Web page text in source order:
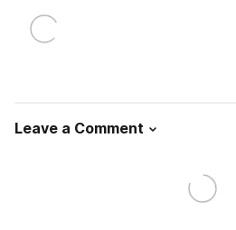
Leave a Comment